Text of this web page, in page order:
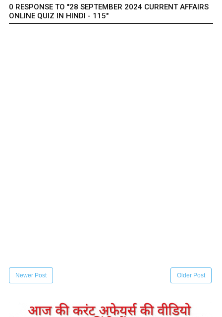
0 RESPONSE TO "28 SEPTEMBER 2024 CURRENT AFFAIRS
ONLINE QUIZ IN HINDI - 115"
Newer Post Older Post